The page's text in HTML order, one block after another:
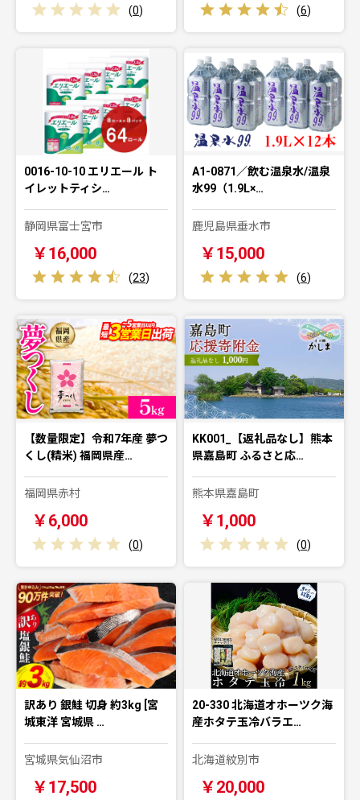
(0) (6)
0016-10-10 エリエール ト
イレットティシ…
静岡県富士宮市
￥16,000
(23)
A1-0871／飲む温泉水/温泉
水99（1.9L×…
鹿児島県垂水市
￥15,000
(6)
【数量限定】令和7年産 夢つ
くし(精米) 福岡県産…
福岡県赤村
￥6,000
(0)
KK001_【返礼品なし】熊本
県嘉島町 ふるさと応…
熊本県嘉島町
￥1,000
(0)
訳あり 銀鮭 切身 約3kg [宮
城東洋 宮城県 …
宮城県気仙沼市
￥17,500
20-330 北海道オホーツク海
産ホタテ玉冷バラエ…
北海道紋別市
￥20,000